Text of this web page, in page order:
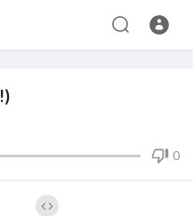
0